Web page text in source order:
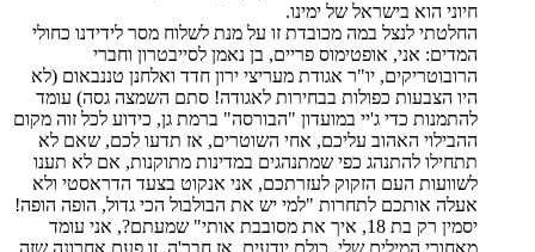
חיוני הוא בישראל של ימינו.
החלטתי לנצל במה מכובדת זו על מנת לשלוח מסר לידידנו כחולי
המדים: אני, אופטימוס פריים, בן נאמן לסייבטרון וחברי
הרובוטריקים, יו"ר אגודת מעריצי ירון חדד ואלחנן טננבאום (לא
היו הצבעות כפולות בבחירות לאגודה! סתם השמצה גסה) עומד
להתמנות כדי ג'יי במועדון "הבורסה" ברמת גן, כידוע לכל זוה מקום
ההבילוי האהוב עליכם, אחי השוטרים, אז תדעו לכם, שאם לא
תתחילו להתנהג כפי שמתנהגים במדינות מתוקנות, אם לא תענו
לשוועות העם הזקוק לעזרתכם, אני אנקוט בצעד הדראסטי ולא
אעלה אותכם לתחרות "למי יש את הבולבול הכי גדול, הופה הופה!
יסמין רק בת 18, איך את מסובבת אותי" שמעתם?, אני עומד
מאחורי המילים שלי, כולם יודעים, אז חבר'ה, זו פעם אחרונה שזה